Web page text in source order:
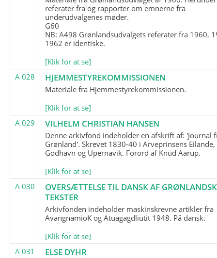
referater fra og rapporter om emnerne fra
underudvalgenes møder.
G60
NB: A498 Grønlandsudvalgets referater fra 1960,
1962 er identiske.
[Klik for at se]
A 028
HJEMMESTYREKOMMISSIONEN
Materiale fra Hjemmestyrekommissionen.
[Klik for at se]
A 029
VILHELM CHRISTIAN HANSEN
Denne arkivfond indeholder en afskrift af: 'Journal
Grønland'. Skrevet 1830-40 i Arveprinsens Eilande,
Godhavn og Upernavik. Forord af Knud Aarup.
[Klik for at se]
A 030
OVERSÆTTELSE TIL DANSK AF
TEKSTER
Arkivfonden indeholder maskinskrevne artikler fra
AvangnamioK og Atuagagdliutit 1948. På dansk.
[Klik for at se]
A 031
ELSE DYHR